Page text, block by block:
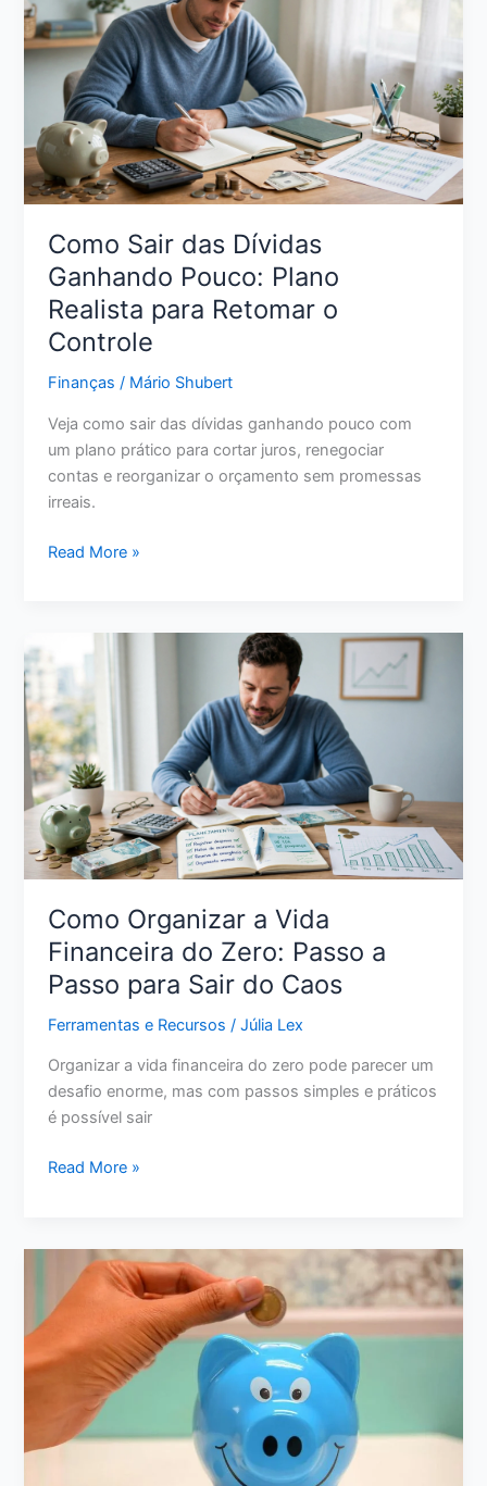
Vale
Mais
a
Pena
para
Seu
Dinheiro
em
Como Sair das Dívidas
Ganhando Pouco: Plano
Realista para Retomar o
Controle
Finanças / Mário Shubert
Veja como sair das dívidas ganhando pouco com
um plano prático para cortar juros, renegociar
contas e reorganizar o orçamento sem promessas
irreais.
Como
Dívidas
Ganhando
Pouco:
Plano
Realista
para
Retomar
o
Controle
Read More »
Como Organizar a Vida
Financeira do Zero: Passo a
Passo para Sair do Caos
Ferramentas e Recursos /Júlia Lex
Organizar a vida financeira do zero pode parecer um
desafio enorme, mas com passos simples e práticos
é possível sair
Como
Vida
Financeira
do
Zero:
Passo
Passo
para
Sair
Read More »